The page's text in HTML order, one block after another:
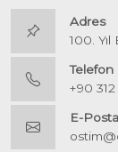
Adres
100.
Telefon
+90
E-Posta